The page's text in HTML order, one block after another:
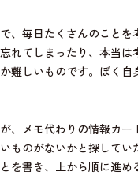
、毎日たくさんのこと
れてしまったり、本当
難しいものです。ぼく
、メモ代わりの情報カ
ものがないかと探して
を書き、上から順に進め